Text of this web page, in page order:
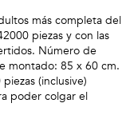
más completa del
piezas y con las
Número de
montado: 85 x 60 cm.
(inclusive)
poder colgar el